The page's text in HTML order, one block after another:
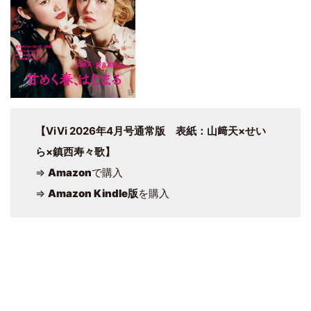
【ViVi 2026年4月号通常版 表紙：山﨑天×せい
ら×鎮西寿々歌】
⇒ Amazonで購入
⇒ Amazon Kindle版を購入